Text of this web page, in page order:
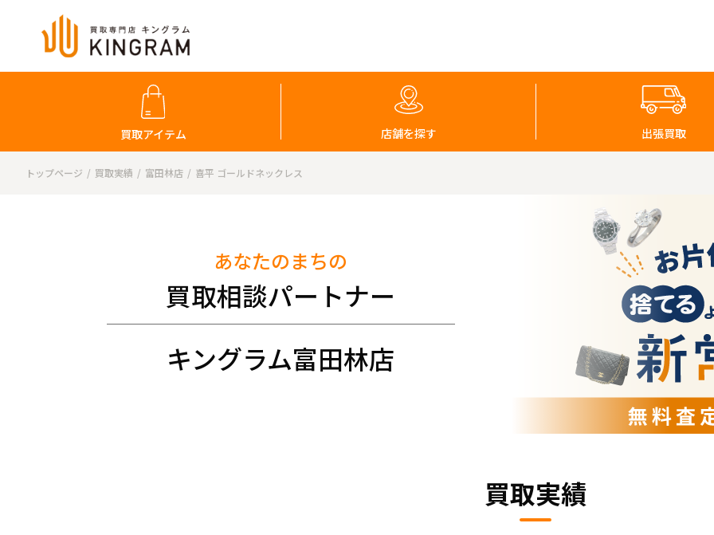
買取アイテム 店舗を探す 出張買取
トップページ 買取実績 富田林店 喜平 ゴールドネックレス
キングラム富田林店
あなたのまちの
買取相談パートナー
買取実績